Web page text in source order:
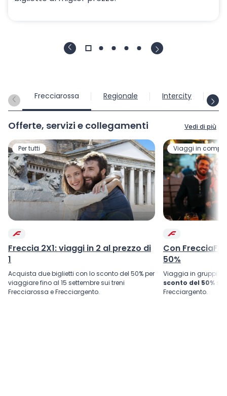
Frecciarossa Regionale Intercity
Offerte, servizi e collegamenti Vedi di più
Per tutti
Freccia 2X1: viaggi in 2 al prezzo di
1
Acquista due biglietti con lo sconto del 50% per
viaggiare fino al 15 settembre sui treni
Frecciarossa e Frecciargento.
Viaggi in
Con
50%
Viaggia in gruppi
sconto del 50% su
Frecciargento.